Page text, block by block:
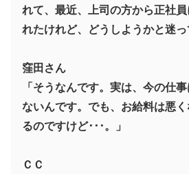
れて、最近、上司の方から正社
れたけれど、どうしようかと迷っ
窪田さん
「そうなんです。実は、今の仕
ないんです。でも、お給料は悪
るのですけど･･･。」
ＣＣ